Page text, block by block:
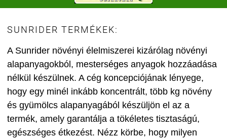
SUNRIDER TERMÉKEK:
A Sunrider növényi élelmiszerei kizárólag növényi
alapanyagokból, mesterséges anyagok hozzáadása
nélkül készülnek. A cég koncepciójának lényege,
hogy egy minél inkább koncentrált, több kg növény
és gyümölcs alapanyagából készüljön el az a
termék, amely garantálja a tökéletes tisztaságú,
egészséges étkezést. Nézz körbe, hogy milyen